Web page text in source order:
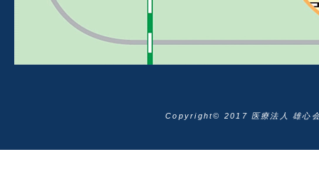
Copyright© 2017 医療法人 雄心